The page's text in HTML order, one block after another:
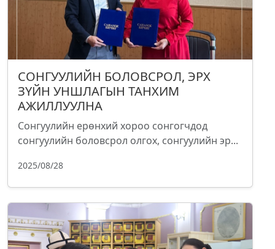
СОНГУУЛИЙН БОЛОВСРОЛ, ЭРХ
ЗҮЙН УНШЛАГЫН ТАНХИМ
АЖИЛЛУУЛНА
Сонгуулийн ерөнхий хороо сонгогчдод
сонгуулийн боловсрол олгох, сонгуулийн эр...
2025/08/28